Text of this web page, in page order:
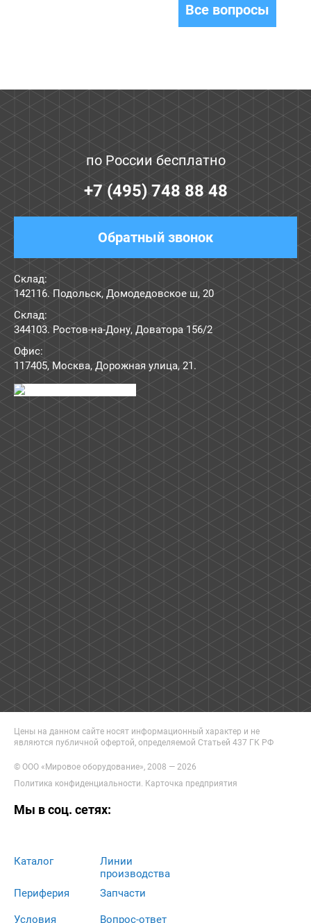
Все вопросы
по России бесплатно
+7 (495) 748 88 48
Обратный звонок
Склад:
142116. Подольск, Домодедовское ш, 20
Склад:
344103. Ростов-на-Дону, Доватора 156/2
Офис:
117405, Москва, Дорожная улица, 21.
Цены на данном сайте носят информационный характер и не
являются публичной офертой, определяемой Статьей 437 ГК РФ
© ООО «Мировое оборудование», 2008 — 2026
Политика конфиденциальности. Карточка предприятия
Мы в соц. сетях:
Каталог
Периферия
Линии
производства
Запчасти
Условия Вопрос-ответ